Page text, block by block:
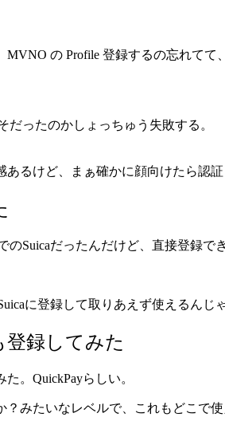
の Profile 登録するの忘れてて
だったのかしょっちゅう失敗する。
るけど、まぁ確かに顔向けたら認
のSuicaだったんだけど、直接登録
に登録して取りあえず使えるん
録してみた
。QuickPayらしい。
？みたいなレベルで、これもどこで